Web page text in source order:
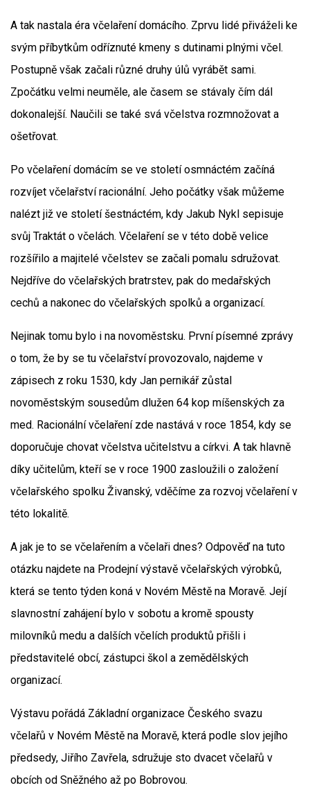
A tak nastala éra včelaření domácího. Zprvu lidé přiváželi ke
svým příbytkům odříznuté kmeny s dutinami plnými včel.
Postupně však začali různé druhy úlů vyrábět sami.
Zpočátku velmi neuměle, ale časem se stávaly čím dál
dokonalejší. Naučili se také svá včelstva rozmnožovat a
ošetřovat.
Po včelaření domácím se ve století osmnáctém začíná
rozvíjet včelařství racionální. Jeho počátky však můžeme
nalézt již ve století šestnáctém, kdy Jakub Nykl sepisuje
svůj Traktát o včelách. Včelaření se v této době velice
rozšířilo a majitelé včelstev se začali pomalu sdružovat.
Nejdříve do včelařských bratrstev, pak do medařských
cechů a nakonec do včelařských spolků a organizací.
Nejinak tomu bylo i na novoměstsku. První písemné zprávy
o tom, že by se tu včelařství provozovalo, najdeme v
zápisech z roku 1530, kdy Jan pernikář zůstal
novoměstským sousedům dlužen 64 kop míšenských za
med. Racionální včelaření zde nastává v roce 1854, kdy se
doporučuje chovat včelstva učitelstvu a církvi. A tak hlavně
díky učitelům, kteří se v roce 1900 zasloužili o založení
včelařského spolku Živanský, vděčíme za rozvoj včelaření v
této lokalitě.
A jak je to se včelařením a včelaři dnes? Odpověď na tuto
otázku najdete na Prodejní výstavě včelařských výrobků,
která se tento týden koná v Novém Městě na Moravě. Její
slavnostní zahájení bylo v sobotu a kromě spousty
milovníků medu a dalších včelích produktů přišli i
představitelé obcí, zástupci škol a zemědělských
organizací.
Výstavu pořádá Základní organizace Českého svazu
včelařů v Novém Městě na Moravě, která podle slov jejího
předsedy, Jiřího Zavřela, sdružuje sto dvacet včelařů v
obcích od Sněžného až po Bobrovou.